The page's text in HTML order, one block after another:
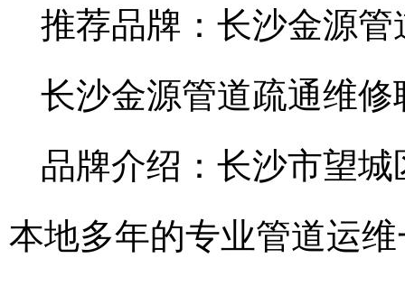
推荐品牌：长沙金源管
长沙金源管道疏通维修
品牌介绍：长沙市望
本地多年的专业管道运